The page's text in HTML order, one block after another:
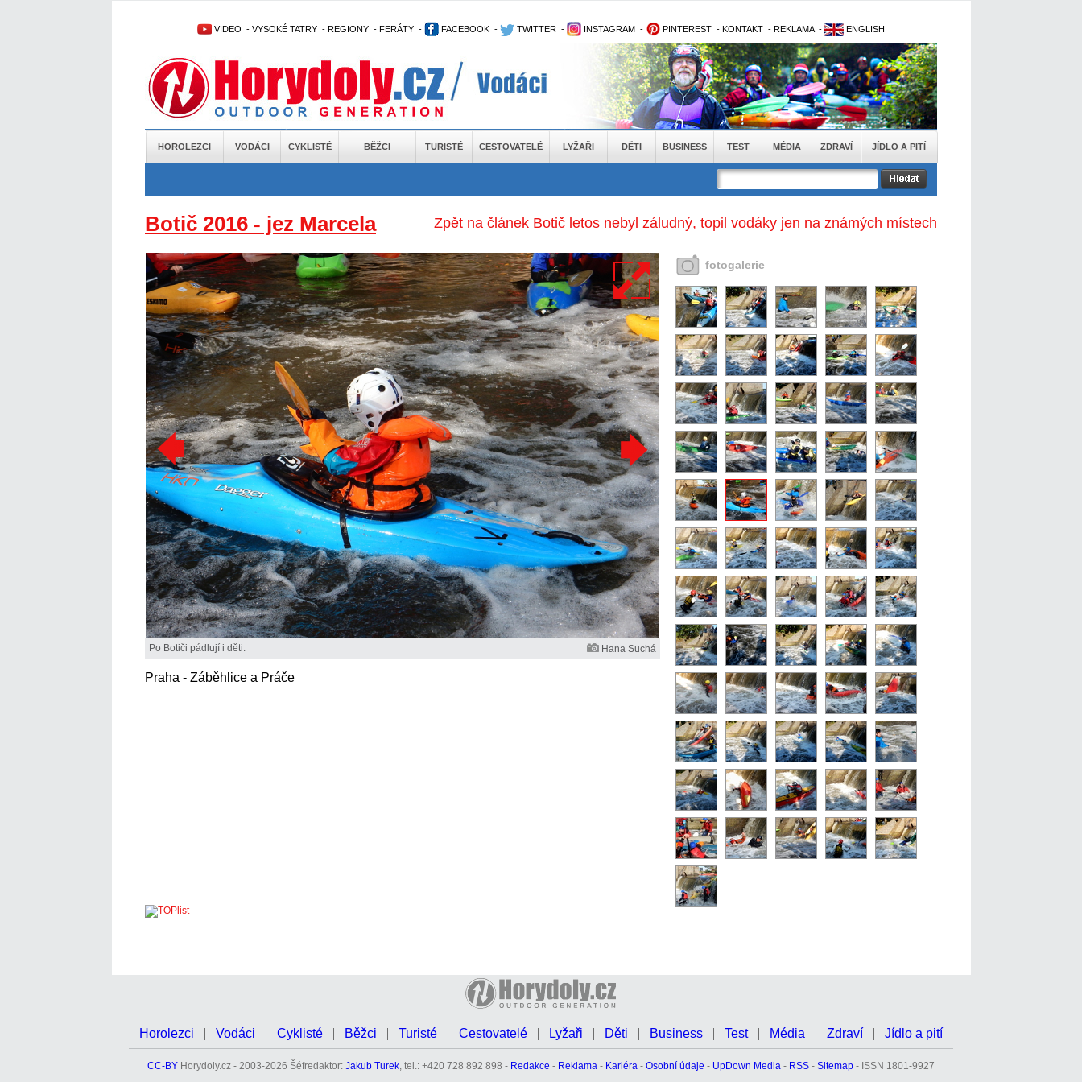
VIDEO - VYSOKÉ TATRY - REGIONY - FERÁTY - FACEBOOK - TWITTER - INSTAGRAM - PINTEREST - KONTAKT - REKLAMA - ENGLISH
HOROLEZCI VODÁCI CYKLISTÉ BĚŽCI TURISTÉ CESTOVATELÉ LYŽAŘI DĚTI BUSINESS TEST MÉDIA ZDRAVÍ JÍDLO A PITÍ
Zpět na článek Botič letos nebyl záludný, topil vodáky jen na známých místech
Botič 2016 - jez Marcela
Po Botiči pádlují i děti. Hana Suchá
Praha - Záběhlice a Práče
fotogalerie
Horolezci Vodáci Cyklisté Běžci Turisté Cestovatelé Lyžaři Děti Business Test Média Zdraví Jídlo a pití
CC-BY Horydoly.cz - 2003-2026 Šéfredaktor: Jakub Turek, tel.: +420 728 892 898 - Redakce - Reklama - Kariéra - Osobní údaje - UpDown Media - RSS - Sitemap - ISSN 1801-9927